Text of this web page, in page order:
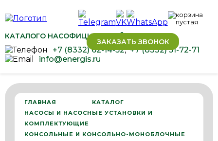
КАТАЛОГО НАСОФИЦИАЛЬНЫЙ ДИЛЕР ОВЕН
+7 (8332) 62-14-52,+7 (8332) 51-72-71
info@energis.ru
ЗАКАЗАТЬ ЗВОНОК
ГЛАВНАЯ
КАТАЛОГ
НАСОСЫ И НАСОСНЫЕ УСТАНОВКИ И
КОМПЛЕКТУЮЩИЕ
КОНСОЛЬНЫЕ И КОНСОЛЬНО-МОНОБЛОЧНЫЕ